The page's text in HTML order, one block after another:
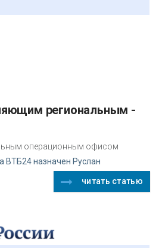
операционным офисом
ВТБ24 назначен Руслан
читать статью